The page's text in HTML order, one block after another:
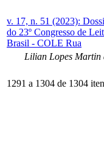
v. 17, n. 51 (2023):
do 23º Congresso de
Brasil - COLE Rua
Lilian Lopes Martin
1291 a 1304 de 1304